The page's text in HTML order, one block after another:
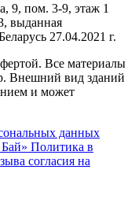
9, пом. 3-9, этаж 1
выданная
27.04.2021 г.
Все материалы
Внешний вид зданий
и может
данных
Политика в
согласия на